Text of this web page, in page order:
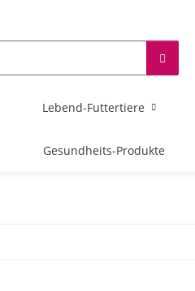
Lebend-Futtertiere
Gesundheits-Produkte